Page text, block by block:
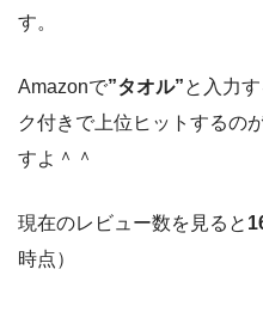
す。
Amazonで”タオル”と入力す
ク付きで上位ヒットするの
すよ＾＾
現在のレビュー数を見ると
時点）